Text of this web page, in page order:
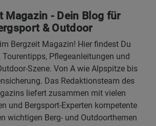
Magazin - Dein Blog für
& Outdoor
Bergzeit Magazin! Hier findest Du
Tourentipps, Pflegeanleitungen und
Szene. Von A wie Alpspitze bis
Das Redaktionsteam des
liefert zusammen mit vielen
und Bergsport-Experten kompetente
wichtigen Berg- und Outdoorthemen